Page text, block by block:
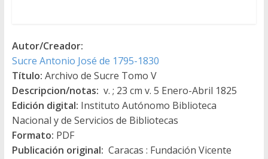
Autor/Creador:
Sucre Antonio José de 1795-1830
Título: Archivo de Sucre Tomo V
Descripcion/notas: v. ; 23 cm v. 5 Enero-Abril 1825
Edición digital: Instituto Autónomo Biblioteca
Nacional y de Servicios de Bibliotecas
Formato: PDF
Publicación original: Caracas : Fundación Vicente